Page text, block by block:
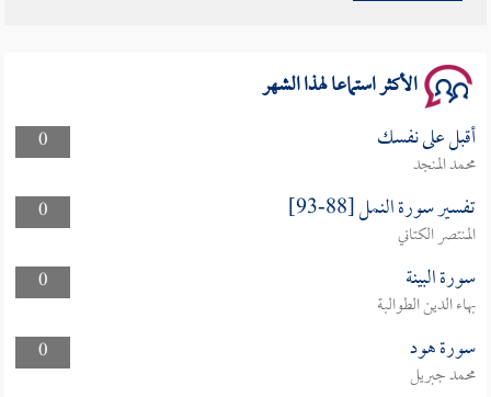
الأكثر استماعا لهذا الشهر
0 أقبل على نفسك
محمد المنجد
0
تفسير سورة النمل [88-93]
المنتصر الكتاني
0
سورة البينة
بهاء الدين الطوالبة
0
سورة هود
محمد جبريل